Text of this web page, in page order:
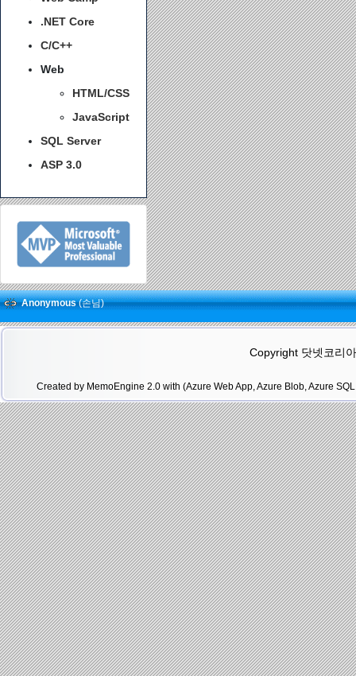
.NET Core
C/C++
Web
HTML/CSS
JavaScript
SQL Server
ASP 3.0
Anonymous(손님)
Copyright 닷넷코리
Created by MemoEngine 2.0 with (Azure Web App, Azure Blob, Azure